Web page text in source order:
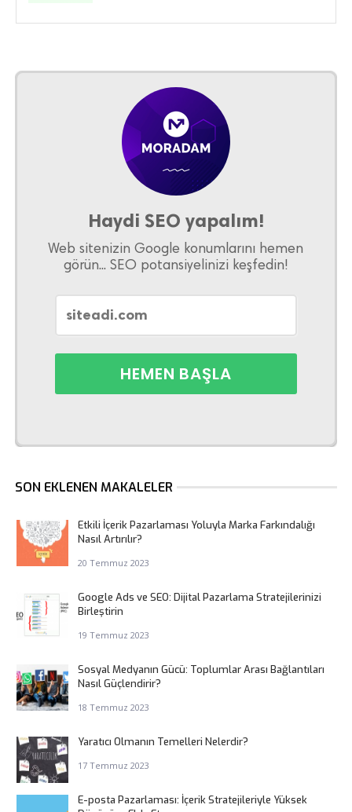
Haydi SEO yapalım!
Web sitenizin Google konumlarını hemen
görün... SEO potansiyelinizi keşfedin!
SON EKLENEN MAKALELER
Etkili İçerik Pazarlaması Yoluyla Marka Farkındalığı
Nasıl Artırılır?
20 Temmuz 2023
Google Ads ve SEO: Dijital Pazarlama Stratejilerinizi
Birleştirin
19 Temmuz 2023
Sosyal Medyanın Gücü: Toplumlar Arası Bağlantıları
Nasıl Güçlendirir?
18 Temmuz 2023
Yaratıcı Olmanın Temelleri Nelerdir?
17 Temmuz 2023
E-posta Pazarlaması: İçerik Stratejileriyle Yüksek